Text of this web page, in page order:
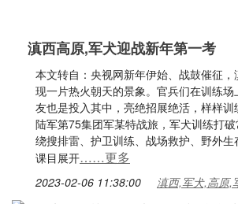
滇西高原,军犬迎战新年第一考
本文转自：央视网新年伊始、战鼓催征
现一片热火朝天的景象。官兵们在训练
友也是投入其中，亮绝招展绝活，样样
陆军第75集团军某特战旅，军犬训练打
绕搜排雷、护卫训练、战场救护、野外
课目展开……更多
2023-02-06 11:38:00 滇西,军犬,高原,